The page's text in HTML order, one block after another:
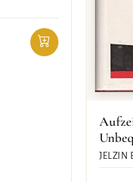
JELZIN